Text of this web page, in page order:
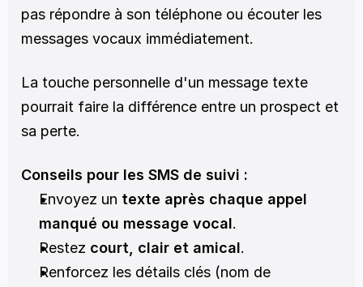
pas répondre à son téléphone ou écouter les
messages vocaux immédiatement.
La touche personnelle d'un message texte
pourrait faire la différence entre un prospect et
sa perte.
Conseils pour les SMS de suivi :
Envoyez un texte après chaque appel
manqué ou message vocal.
Restez court, clair et amical.
Renforcez les détails clés (nom de